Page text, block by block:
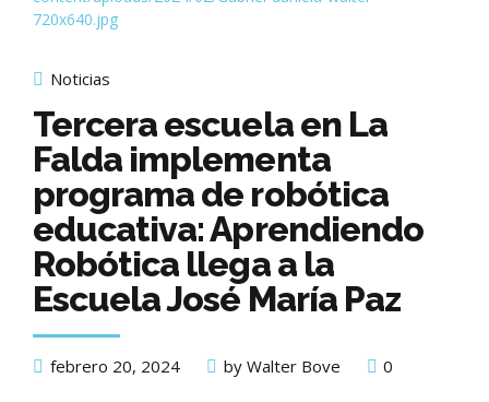
Noticias
Tercera escuela en La
Falda implementa
programa de robótica
educativa: Aprendiendo
Robótica llega a la
Escuela José María Paz
febrero 20, 2024 by Walter Bove 0